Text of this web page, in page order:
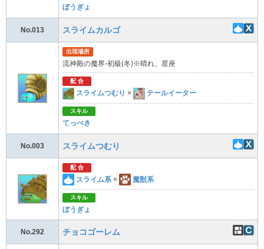
ぼうぎょ
No.013 スライムカルゴ
出現場所
流神殿の魔界-初級(冬)※晴れ、星座
配 合
スライムつむり × テールイーター
スキル
てっぺき
No.003 スライムつむり
配 合
スライム系 × 魔獣系
スキル
ぼうぎょ
No.292 チョコゴーレム